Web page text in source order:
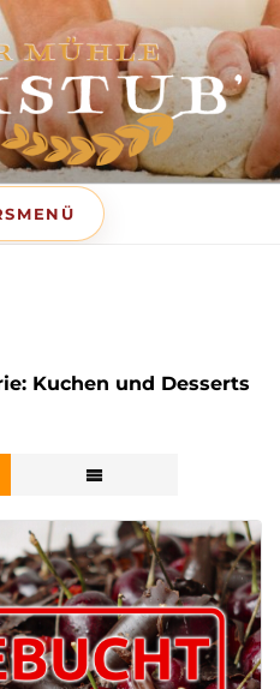
DER ZELLER
Kuchen und Desserts